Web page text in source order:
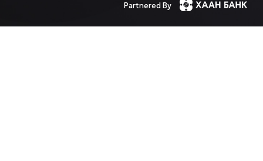
Partnered By